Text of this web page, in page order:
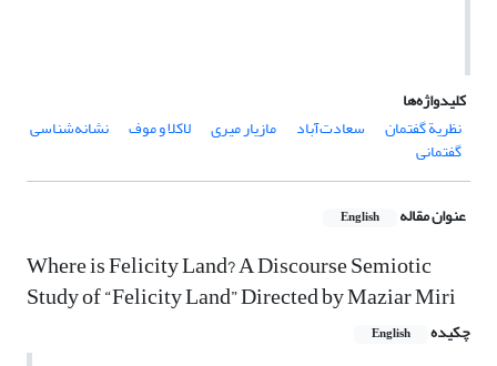
کلیدواژه‌ها
نظریة گفتمان
سعادت‌آباد مازیار میری لاکلا و موف نشانه‌شناسی
گفتمانی
عنوان مقاله English
Where is Felicity Land? A Discourse Semiotic
Study of “Felicity Land” Directed by Maziar Miri
چکیده English